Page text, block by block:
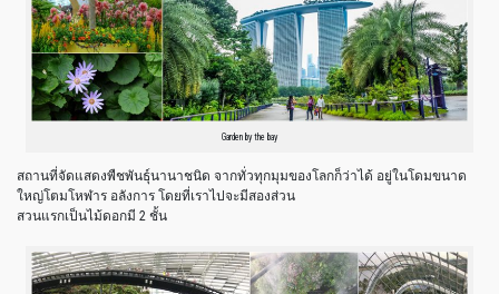
Garden by the bay
สถานที่จัดแสดงพืชพันธุ์นานาชนิด จากทั่วทุกมุมของโลกก็ว่าได้ อยู่ในโดมขนาด
ใหญ่โตมโหฬาร อลังการ โดยที่เราไปจะมีสองส่วน
สวนแรกเป็นไม้ดอกมี 2 ชั้น